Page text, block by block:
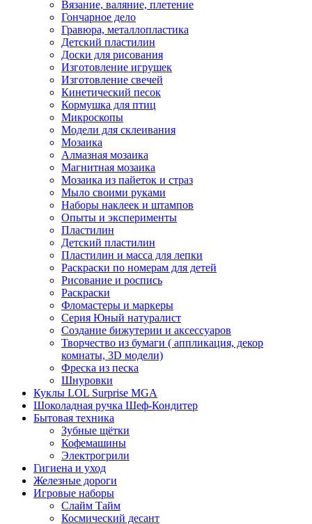
Вязание, валяние, плетение
Гончарное дело
Гравюра, металлопластика
Детский пластилин
Доски для рисования
Изготовление игрушек
Изготовление свечей
Кинетический песок
Кормушка для птиц
Микроскопы
Модели для склеивания
Мозаика
Алмазная мозаика
Магнитная мозаика
Мозаика из пайеток и страз
Мыло своими руками
Наборы наклеек и штампов
Опыты и эксперименты
Пластилин
Детский пластилин
Пластилин и масса для лепки
Раскраски по номерам для детей
Рисование и роспись
Раскраски
Фломастеры и маркеры
Серия Юный натуралист
Создание бижутерии и аксессуаров
Творчество из бумаги ( аппликация, декор
комнаты, 3D модели)
Фреска из песка
Шнуровки
Куклы LOL Surprise MGA
Шоколадная ручка Шеф-Кондитер
Бытовая техника
Зубные щётки
Кофемашины
Электрогрили
Гигиена и уход
Железные дороги
Игровые наборы
Слайм Тайм
Космический десант